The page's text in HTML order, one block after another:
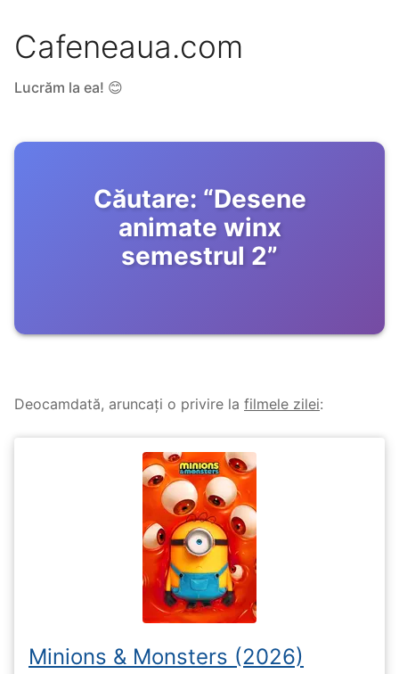
Cafeneaua.com
Lucrăm la ea! 😊
Căutare: “Desene
animate winx
semestrul 2”
Deocamdată, aruncați o privire la filmele zilei:
Minions & Monsters (2026)